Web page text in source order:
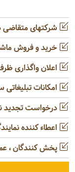
شرکتهای متقاضی
خرید و فروش
اعلان واگذاری
امکانات
درخواست تجدید
اعطاء کننده
پخش کنندگان ،